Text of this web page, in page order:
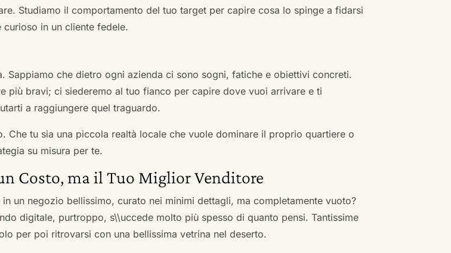
Studiamo il comportamento del tuo target per capire cosa lo spinge a fidarsi
in un cliente fedele.
Sappiamo che dietro ogni azienda ci sono sogni, fatiche e obiettivi concreti.
più bravi; ci siederemo al tuo fianco per capire dove vuoi arrivare e ti
a raggiungere quel traguardo.
Che tu sia una piccola realtà locale che vuole dominare il proprio quartiere o
su misura per te.
Costo, ma il Tuo Miglior Venditore
un negozio bellissimo, curato nei minimi dettagli, ma completamente vuoto?
digitale, purtroppo, s\\uccede molto più spesso di quanto pensi. Tantissime
per poi ritrovarsi con una bellissima vetrina nel deserto.